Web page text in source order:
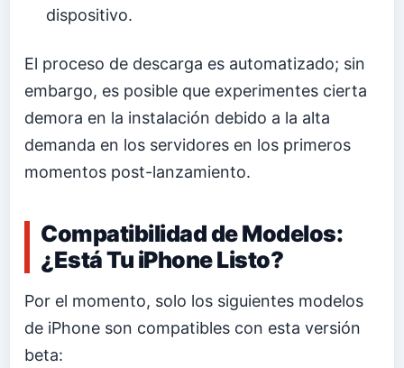
dispositivo.
El proceso de descarga es automatizado; sin
embargo, es posible que experimentes cierta
demora en la instalación debido a la alta
demanda en los servidores en los primeros
momentos post-lanzamiento.
Compatibilidad de Modelos:
¿Está Tu iPhone Listo?
Por el momento, solo los siguientes modelos
de iPhone son compatibles con esta versión
beta: